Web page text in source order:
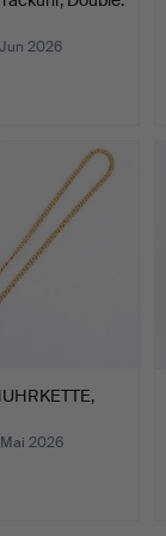
2026
Mai 2026